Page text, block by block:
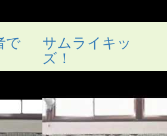
で サムライキッ
ズ！